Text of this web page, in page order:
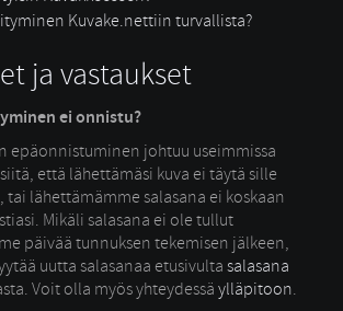
Kuvake.nettiin turvallista?
ja vastaukset
ei onnistu?
epäonnistuminen johtuu useimmissa
että lähettämäsi kuva ei täytä sille
tai lähettämämme salasana ei koskaan
Mikäli salasana ei ole tullut
päivää tunnuksen tekemisen jälkeen,
uutta salasanaa etusivulta salasana
Voit olla myös yhteydessä ylläpitoon.